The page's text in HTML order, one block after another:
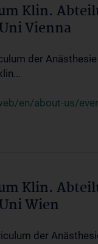
Klin.
Vienna
der
en/about-us/
Klin.
Wien
der